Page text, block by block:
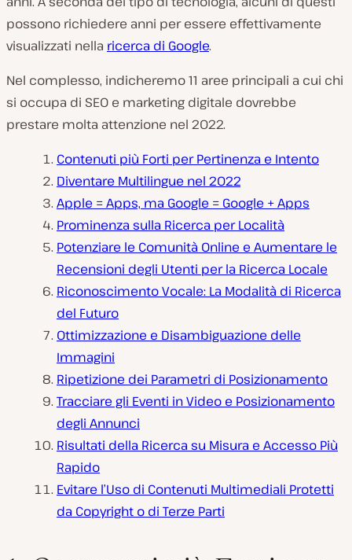
possono richiedere anni per essere effettivamente
visualizzati nella ricerca di Google.
Nel complesso, indicheremo 11 aree principali a cui chi
si occupa di SEO e marketing digitale dovrebbe
prestare molta attenzione nel 2022.
Contenuti più Forti per Pertinenza e Intento
Diventare Multilingue nel 2022
Apple = Apps, ma Google = Google + Apps
Prominenza sulla Ricerca per Località
Potenziare le Comunità Online e Aumentare le
Recensioni degli Utenti per la Ricerca Locale
Riconoscimento Vocale: La Modalità di Ricerca
del Futuro
Ottimizzazione e Disambiguazione delle
Immagini
Ripetizione dei Parametri di Posizionamento
Tracciare gli Eventi in Video e Posizionamento
degli Annunci
Risultati della Ricerca su Misura e Accesso Più
Rapido
Evitare l’Uso di Contenuti Multimediali Protetti
da Copyright o di Terze Parti